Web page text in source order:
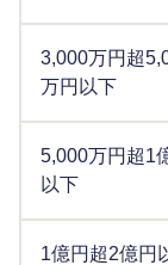
3,000万円超
万円以下
5,000万円超1
以下
1億円超2億円